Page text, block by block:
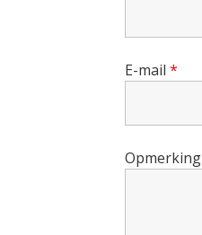
E-mail*
Opmerking